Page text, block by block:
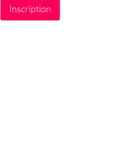
Inscription